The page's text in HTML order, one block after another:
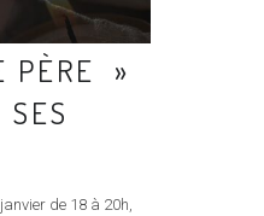
PÈRE »
SES
de 18 à 20h,